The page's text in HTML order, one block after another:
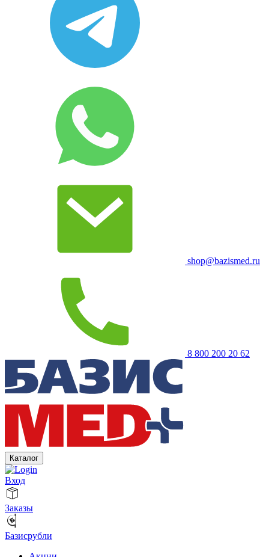
shop@bazismed.ru
8 800 200 20 62
Каталог
Вход
Заказы
Базисрубли